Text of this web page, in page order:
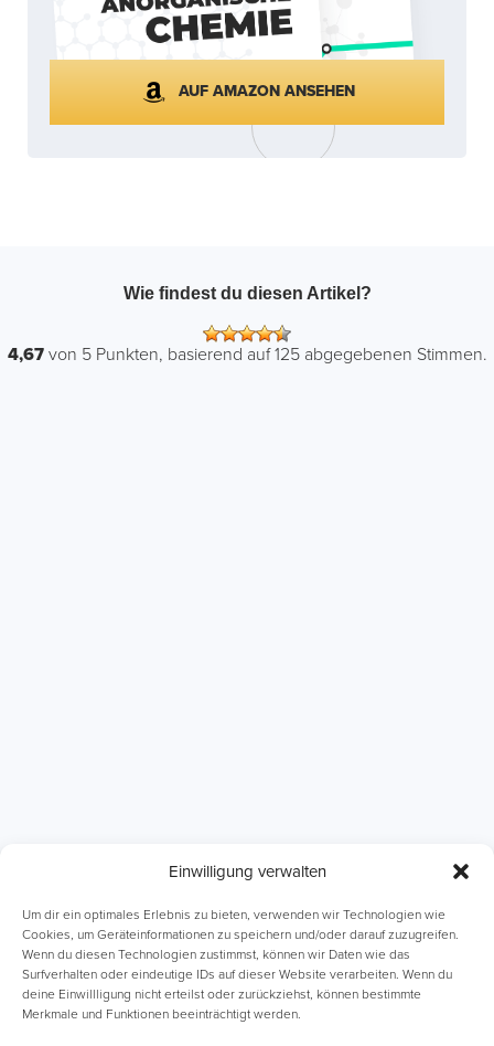
Einwilligung verwalten
Um dir ein optimales Erlebnis zu bieten, verwenden wir Technologien wie
Cookies, um Geräteinformationen zu speichern und/oder darauf zuzugreifen.
Wenn du diesen Technologien zustimmst, können wir Daten wie das
Surfverhalten oder eindeutige IDs auf dieser Website verarbeiten. Wenn du
deine Einwillligung nicht erteilst oder zurückziehst, können bestimmte
Merkmale und Funktionen beeinträchtigt werden.
AUF AMAZON ANSEHEN
Wie findest du diesen Artikel?
4,67von 5Punkten, basierend auf125abgegebenen Stimmen.
ABI Intensivkurse Online-Kurse
Einzelnachhilfe Lernhefte